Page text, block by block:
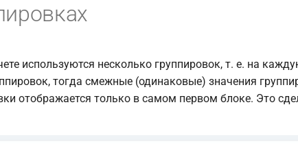
используются несколько группировок, т. е. на
тогда смежные (одинаковые) значения
отображается только в самом первом блоке. Это